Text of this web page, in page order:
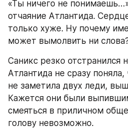
«Ты ничего не
отчаяние Атлантида.
только хуже. Ну почему
может вымолвить ни
Саникс резко отстранился
Атлантида не сразу
не заметила двух леди,
Кажется они были
смеяться в приличном
голову невозможно.